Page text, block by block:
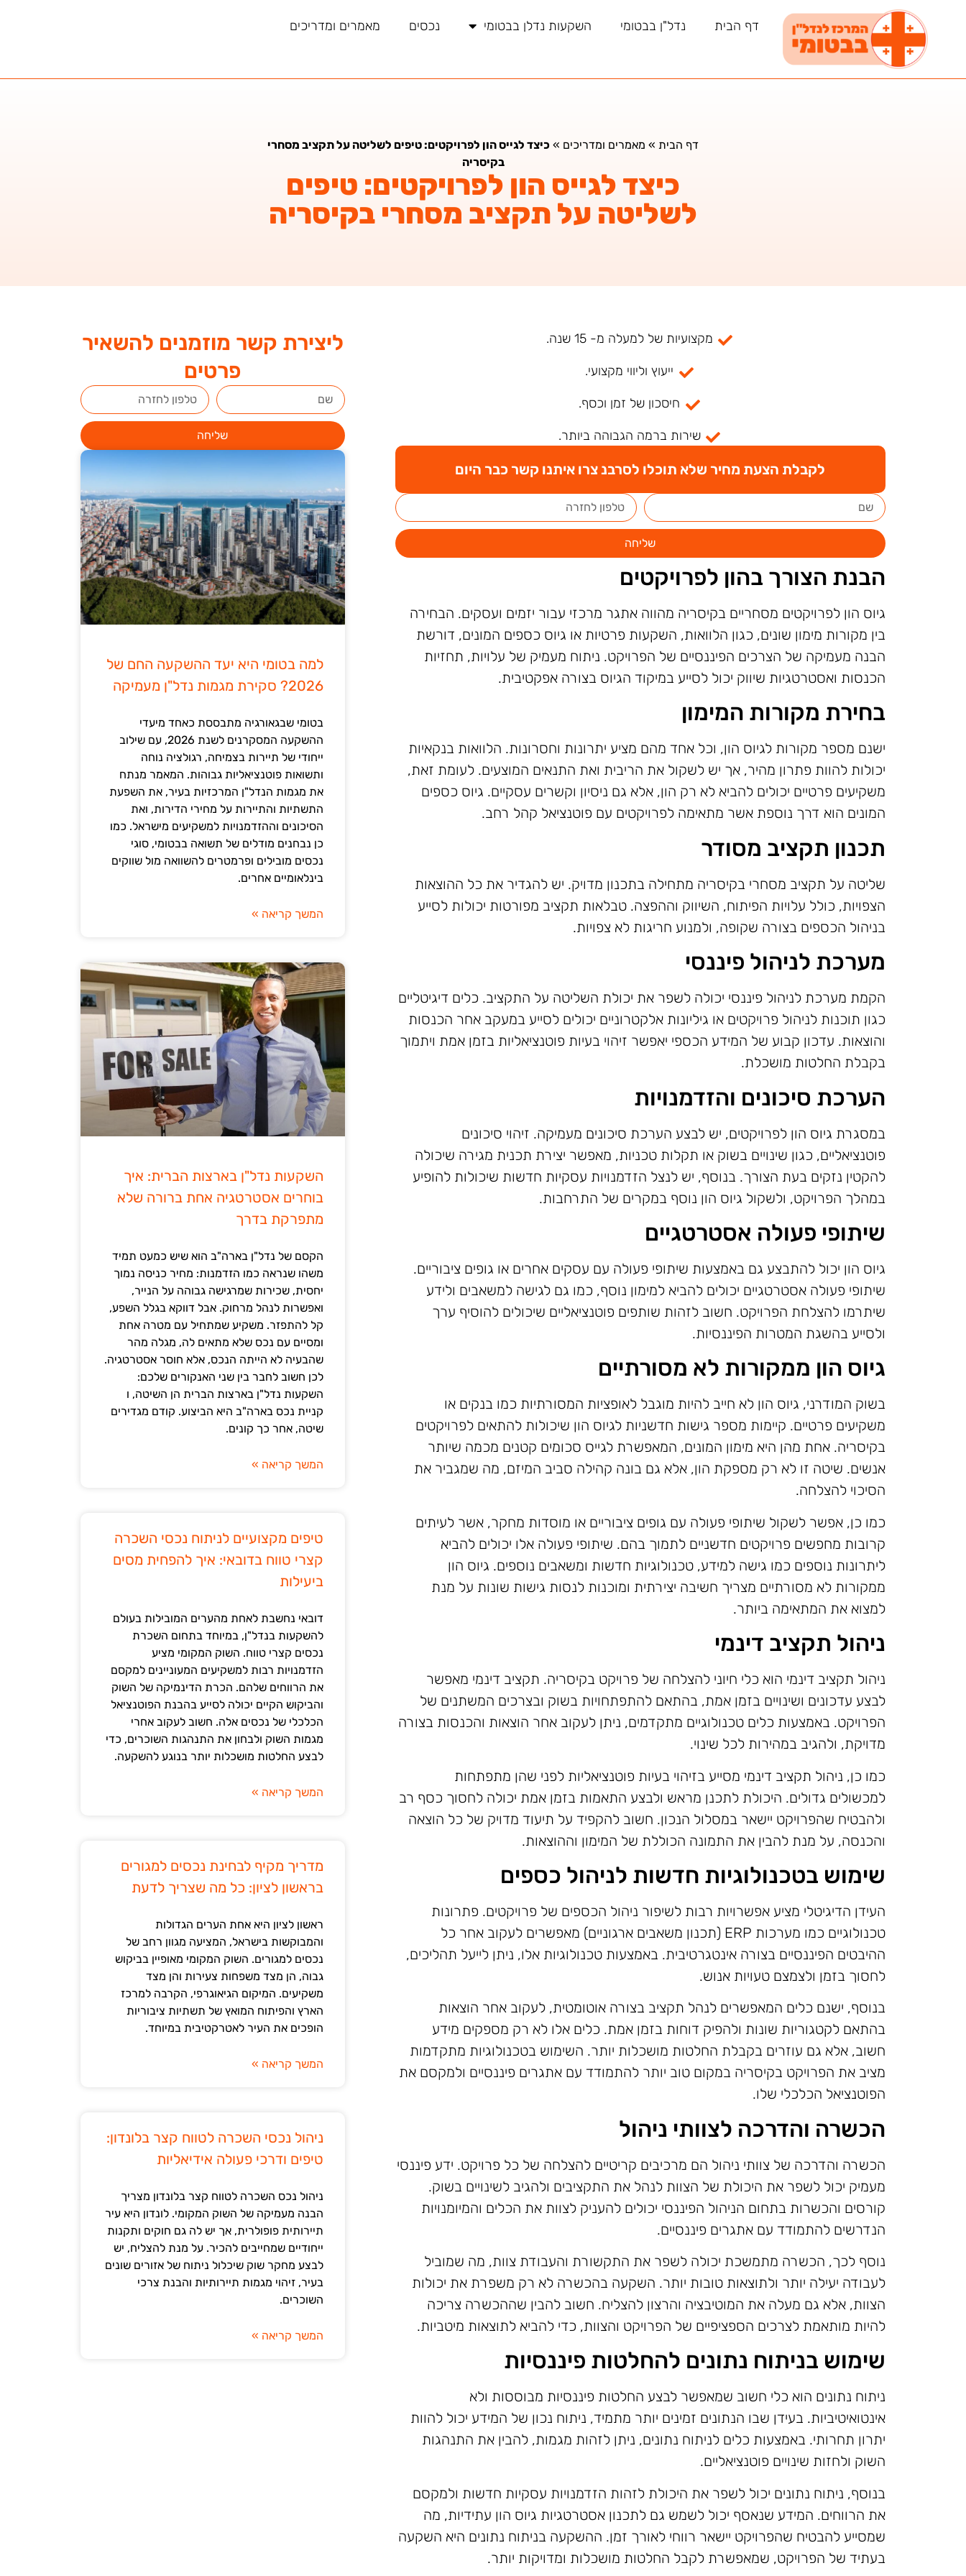
דף הבית נדל"ן בבטומי השקעות נדלן בבטומי נכסים מאמרים ומדריכים
דף הבית » מאמרים ומדריכים » כיצד לגייס הון לפרויקטים: טיפים לשליטה על תקציב מסחרי
בקיסריה
כיצד לגייס הון לפרויקטים: טיפים
לשליטה על תקציב מסחרי בקיסריה
ליצירת קשר מוזמנים להשאיר
פרטים
שליחה
למה בטומי היא יעד ההשקעה החם של
2026? סקירת מגמות נדל"ן מעמיקה
בטומי שבגאורגיה מתבססת כאחד מיעדי
ההשקעה המסקרנים לשנת 2026, עם שילוב
ייחודי של תיירות בצמיחה, רגולציה נוחה
ותשואות פוטנציאליות גבוהות. המאמר מנתח
את מגמות הנדל"ן המרכזיות בעיר, את השפעת
התשתיות והתיירות על מחירי הדירות, ואת
הסיכונים וההזדמנויות למשקיעים מישראל. כמו
כן נבחנים מודלים של תשואה בבטומי, סוגי
נכסים מובילים ופרמטרים להשוואה מול שווקים
בינלאומיים אחרים.
המשך קריאה »
השקעות נדל"ן בארצות הברית: איך
בוחרים אסטרטגיה אחת ברורה שלא
מתפרקת בדרך
הקסם של נדל"ן בארה"ב הוא שיש כמעט תמיד
משהו שנראה כמו הזדמנות: מחיר כניסה נמוך
יחסית, שכירות שמרגישה גבוהה על הנייר,
ואפשרות לנהל מרחוק. אבל דווקא בגלל השפע,
קל להתפזר. משקיע שמתחיל עם מטרה אחת
ומסיים עם נכס שלא מתאים לה, מגלה מהר
שהבעיה לא הייתה הנכס, אלא חוסר אסטרטגיה.
לכן חשוב לחבר בין שני האנקורים שלכם:
השקעות נדל"ן בארצות הברית הן השיטה, ו
קניית נכס בארה"ב היא הביצוע. קודם מגדירים
שיטה, אחר כך קונים.
המשך קריאה »
טיפים מקצועיים לניתוח נכסי השכרה
קצרי טווח בדובאי: איך להפחית מסים
ביעילות
דובאי נחשבת לאחת מהערים המובילות בעולם
להשקעות בנדל"ן, במיוחד בתחום השכרת
נכסים קצרי טווח. השוק המקומי מציע
הזדמנויות רבות למשקיעים המעוניינים למקסם
את הרווחים שלהם. הכרת הדינמיקה של השוק
והביקוש הקיים יכולה לסייע בהבנת הפוטנציאל
הכלכלי של נכסים אלה. חשוב לעקוב אחרי
מגמות השוק ולבחון את התנהגות השוכרים, כדי
לבצע החלטות מושכלות יותר בנוגע להשקעה.
המשך קריאה »
מדריך מקיף לבחינת נכסים למגורים
בראשון לציון: כל מה שצריך לדעת
ראשון לציון היא אחת הערים הגדולות
והמבוקשות בישראל, המציעה מגוון רחב של
נכסים למגורים. השוק המקומי מאופיין בביקוש
גבוה, הן מצד משפחות צעירות והן מצד
משקיעים. המיקום הגיאוגרפי, הקרבה למרכז
הארץ והפיתוח המואץ של תשתיות ציבוריות
הופכים את העיר לאטרקטיבית במיוחד.
המשך קריאה »
ניהול נכסי השכרה לטווח קצר בלונדון:
טיפים ודרכי פעולה אידיאליות
ניהול נכס השכרה לטווח קצר בלונדון מצריך
הבנה מעמיקה של השוק המקומי. לונדון היא עיר
תיירותית פופולרית, אך יש לה גם חוקים ותקנות
ייחודיים שמחייבים להכיר. על מנת להצליח, יש
לבצע מחקר שוק שיכלול ניתוח של אזורים שונים
בעיר, זיהוי מגמות תיירותיות והבנת צרכי
השוכרים.
המשך קריאה »
מקצועיות של למעלה מ- 15 שנה.
ייעוץ וליווי מקצועי.
חיסכון של זמן וכסף.
שירות ברמה הגבוהה ביותר.
לקבלת הצעת מחיר שלא תוכלו לסרבנ צרו איתנו קשר כבר היום
שליחה
הבנת הצורך בהון לפרויקטים
גיוס הון לפרויקטים מסחריים בקיסריה מהווה אתגר מרכזי עבור יזמים ועסקים. הבחירה
בין מקורות מימון שונים, כגון הלוואות, השקעות פרטיות או גיוס כספים המונים, דורשת
הבנה מעמיקה של הצרכים הפיננסיים של הפרויקט. ניתוח מעמיק של עלויות, תחזיות
הכנסות ואסטרטגיות שיווק יכול לסייע במיקוד הגיוס בצורה אפקטיבית.
בחירת מקורות המימון
ישנם מספר מקורות לגיוס הון, וכל אחד מהם מציע יתרונות וחסרונות. הלוואות בנקאיות
יכולות להוות פתרון מהיר, אך יש לשקול את הריבית ואת התנאים המוצעים. לעומת זאת,
משקיעים פרטיים יכולים להביא לא רק הון, אלא גם ניסיון וקשרים עסקיים. גיוס כספים
המונים הוא דרך נוספת אשר מתאימה לפרויקטים עם פוטנציאל קהל רחב.
תכנון תקציב מסודר
שליטה על תקציב מסחרי בקיסריה מתחילה בתכנון מדויק. יש להגדיר את כל ההוצאות
הצפויות, כולל עלויות הפיתוח, השיווק וההפצה. טבלאות תקציב מפורטות יכולות לסייע
בניהול הכספים בצורה שקופה, ולמנוע חריגות לא צפויות.
מערכת לניהול פיננסי
הקמת מערכת לניהול פיננסי יכולה לשפר את יכולת השליטה על התקציב. כלים דיגיטליים
כגון תוכנות לניהול פרויקטים או גיליונות אלקטרוניים יכולים לסייע במעקב אחר הכנסות
והוצאות. עדכון קבוע של המידע הכספי יאפשר זיהוי בעיות פוטנציאליות בזמן אמת ויתמוך
בקבלת החלטות מושכלת.
הערכת סיכונים והזדמנויות
במסגרת גיוס הון לפרויקטים, יש לבצע הערכת סיכונים מעמיקה. זיהוי סיכונים
פוטנציאליים, כגון שינויים בשוק או תקלות טכניות, מאפשר יצירת תכנית מגירה שיכולה
להקטין נזקים בעת הצורך. בנוסף, יש לנצל הזדמנויות עסקיות חדשות שיכולות להופיע
במהלך הפרויקט, ולשקול גיוס הון נוסף במקרים של התרחבות.
שיתופי פעולה אסטרטגיים
גיוס הון יכול להתבצע גם באמצעות שיתופי פעולה עם עסקים אחרים או גופים ציבוריים.
שיתופי פעולה אסטרטגיים יכולים להביא למימון נוסף, כמו גם לגישה למשאבים ולידע
שיתרמו להצלחת הפרויקט. חשוב לזהות שותפים פוטנציאליים שיכולים להוסיף ערך
ולסייע בהשגת המטרות הפיננסיות.
גיוס הון ממקורות לא מסורתיים
בשוק המודרני, גיוס הון לא חייב להיות מוגבל לאופציות המסורתיות כמו בנקים או
משקיעים פרטיים. קיימות מספר גישות חדשניות לגיוס הון שיכולות להתאים לפרויקטים
בקיסריה. אחת מהן היא מימון המונים, המאפשרת לגייס סכומים קטנים מכמה שיותר
אנשים. שיטה זו לא רק מספקת הון, אלא גם בונה קהילה סביב המיזם, מה שמגביר את
הסיכוי להצלחה.
כמו כן, אפשר לשקול שיתופי פעולה עם גופים ציבוריים או מוסדות מחקר, אשר לעיתים
קרובות מחפשים פרויקטים חדשניים לתמוך בהם. שיתופי פעולה אלו יכולים להביא
ליתרונות נוספים כמו גישה למידע, טכנולוגיות חדשות ומשאבים נוספים. גיוס הון
ממקורות לא מסורתיים מצריך חשיבה יצירתית ומוכנות לנסות גישות שונות על מנת
למצוא את המתאימה ביותר.
ניהול תקציב דינמי
ניהול תקציב דינמי הוא כלי חיוני להצלחה של פרויקט בקיסריה. תקציב דינמי מאפשר
לבצע עדכונים ושינויים בזמן אמת, בהתאם להתפתחויות בשוק ובצרכים המשתנים של
הפרויקט. באמצעות כלים טכנולוגיים מתקדמים, ניתן לעקוב אחר הוצאות והכנסות בצורה
מדויקת, ולהגיב במהירות לכל שינוי.
כמו כן, ניהול תקציב דינמי מסייע בזיהוי בעיות פוטנציאליות לפני שהן מתפתחות
למכשולים גדולים. היכולת לתכנן מראש ולבצע התאמות בזמן אמת יכולה לחסוך כסף רב
ולהבטיח שהפרויקט יישאר במסלול הנכון. חשוב להקפיד על תיעוד מדויק של כל הוצאה
והכנסה, על מנת להבין את התמונה הכוללת של המימון וההוצאות.
שימוש בטכנולוגיות חדשות לניהול כספים
העידן הדיגיטלי מציע אפשרויות רבות לשיפור ניהול הכספים של פרויקטים. פתרונות
טכנולוגיים כמו מערכות ERP (תכנון משאבים ארגוניים) מאפשרים לעקוב אחר כל
ההיבטים הפיננסיים בצורה אינטגרטיבית. באמצעות טכנולוגיות אלו, ניתן לייעל תהליכים,
לחסוך בזמן ולצמצם טעויות אנוש.
בנוסף, ישנם כלים המאפשרים לנהל תקציב בצורה אוטומטית, לעקוב אחר הוצאות
בהתאם לקטגוריות שונות ולהפיק דוחות בזמן אמת. כלים אלו לא רק מספקים מידע
חשוב, אלא גם עוזרים בקבלת החלטות מושכלות יותר. השימוש בטכנולוגיות מתקדמות
מציב את הפרויקט בקיסריה במקום טוב יותר להתמודד עם אתגרים פיננסיים ולמקסם את
הפוטנציאל הכלכלי שלו.
הכשרה והדרכה לצוותי ניהול
הכשרה והדרכה של צוותי ניהול הם מרכיבים קריטיים להצלחה של כל פרויקט. ידע פיננסי
מעמיק יכול לשפר את היכולת של הצוות לנהל את התקציבים ולהגיב לשינויים בשוק.
קורסים והכשרות בתחום הניהול הפיננסי יכולים להעניק לצוות את הכלים והמיומנויות
הנדרשים להתמודד עם אתגרים פיננסיים.
נוסף לכך, הכשרה מתמשכת יכולה לשפר את התקשורת והעבודת צוות, מה שמוביל
לעבודה יעילה יותר ולתוצאות טובות יותר. השקעה בהכשרה לא רק משפרת את יכולות
הצוות, אלא גם מעלה את המוטיבציה והרצון להצליח. חשוב להבין שההכשרה צריכה
להיות מותאמת לצרכים הספציפיים של הפרויקט והצוות, כדי להביא לתוצאות מיטביות.
שימוש בניתוח נתונים להחלטות פיננסיות
ניתוח נתונים הוא כלי חשוב שמאפשר לבצע החלטות פיננסיות מבוססות ולא
אינטואיטיביות. בעידן שבו הנתונים זמינים יותר מתמיד, ניתוח נכון של המידע יכול להוות
יתרון תחרותי. באמצעות כלים לניתוח נתונים, ניתן לזהות מגמות, להבין את התנהגות
השוק ולחזות שינויים פוטנציאליים.
בנוסף, ניתוח נתונים יכול לשפר את היכולת לזהות הזדמנויות עסקיות חדשות ולמקסם
את הרווחים. המידע שנאסף יכול לשמש גם לתכנון אסטרטגיות גיוס הון עתידיות, מה
שמסייע להבטיח שהפרויקט יישאר רווחי לאורך זמן. ההשקעה בניתוח נתונים היא השקעה
בעתיד של הפרויקט, שמאפשרת לקבל החלטות מושכלות ומדויקות יותר.